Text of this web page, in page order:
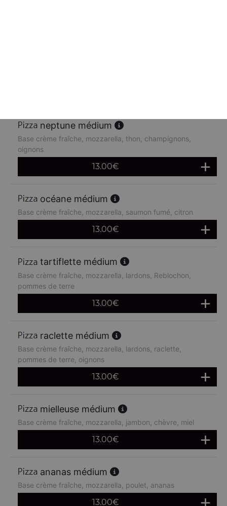
neptune médium
Base crème fraîche, mozzarella, thon, champignons,
oignons
13.00€
océane médium
Base crème fraîche, mozzarella, saumon fumé, citron
13.00€
tartiflette médium
Base crème fraîche, mozzarella, lardons, Reblochon,
pommes de terre
13.00€
raclette médium
Base crème fraîche, mozzarella, lardons, raclette,
pommes de terre, oignons
13.00€
mielleuse médium
Base crème fraîche, mozzarella, jambon, chèvre, miel
13.00€
ananas médium
Base crème fraîche, mozzarella, poulet, ananas
13.00€